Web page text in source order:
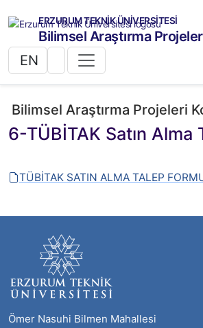
ERZURUM TEKNİK ÜNİVERSİTESİ
Bilimsel Araştırma
EN
Bilimsel Araştırma Projeleri
6-TÜBİTAK Satın Alma
TÜBİTAK SATIN ALMA TALEP
Ömer Nasuhi Bilmen Mahallesi